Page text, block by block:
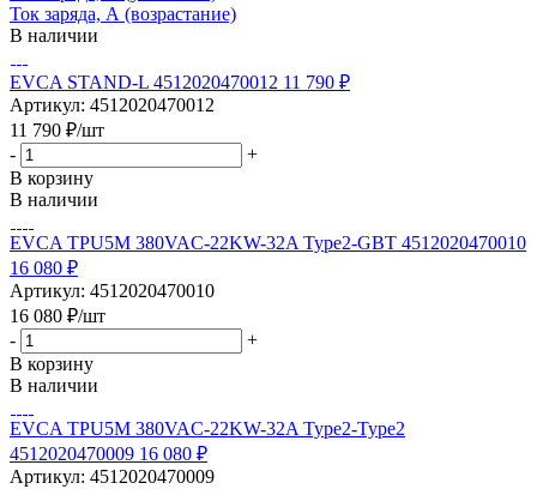
Ток заряда, А (возрастание)
В наличии
EVCA STAND-L 4512020470012 11 790 ₽
Артикул: 4512020470012
11 790 ₽/шт
-
+
В корзину
В наличии
EVCA TPU5M 380VAC-22KW-32A Type2-GBT 4512020470010
16 080 ₽
Артикул: 4512020470010
16 080 ₽/шт
-
+
В корзину
В наличии
EVCA TPU5M 380VAC-22KW-32A Type2-Type2
4512020470009 16 080 ₽
Артикул: 4512020470009